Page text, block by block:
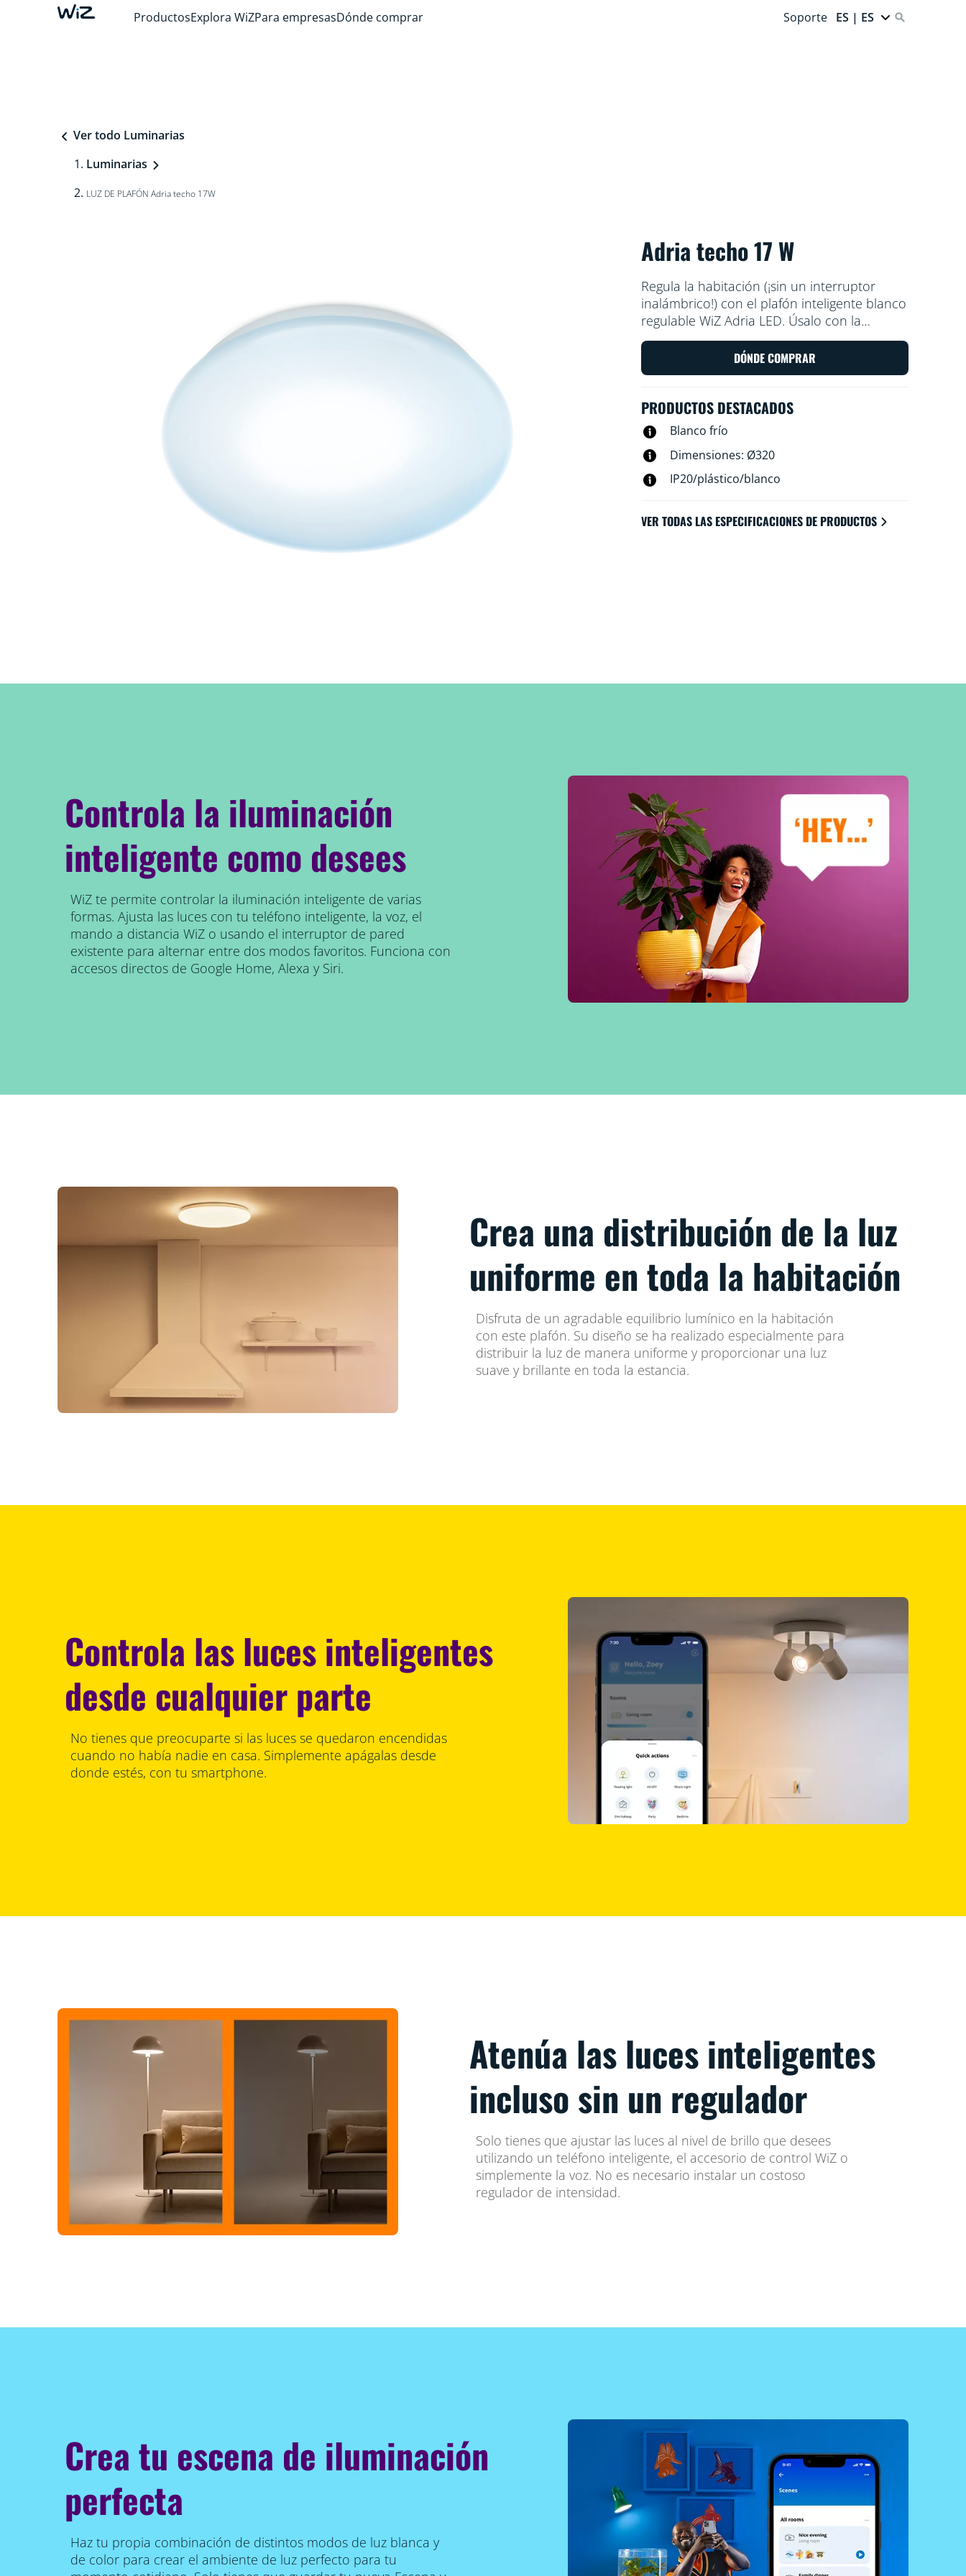
ProductosExplora WiZPara empresasDónde comprar Soporte ES | ES
Ver todo Luminarias
Luminarias
LUZ DE PLAFÓN Adria techo 17W
Adria techo 17 W
Regula la habitación (¡sin un interruptor
inalámbrico!) con el plafón inteligente blanco
regulable WiZ Adria LED. Úsalo con la
aplicación WiZ o con la voz para encender y
apagar o reducir y aumentar el brillo en la
habitación en configuraciones de wifi.
DÓNDE COMPRAR
PRODUCTOS DESTACADOS
Blanco frío
Dimensiones: Ø320
IP20/plástico/blanco
VER TODAS LAS ESPECIFICACIONES DE PRODUCTOS
Controla la iluminación
inteligente como desees
WiZ te permite controlar la iluminación inteligente de varias
formas. Ajusta las luces con tu teléfono inteligente, la voz, el
mando a distancia WiZ o usando el interruptor de pared
existente para alternar entre dos modos favoritos. Funciona con
accesos directos de Google Home, Alexa y Siri.
Crea una distribución de la luz
uniforme en toda la habitación
Disfruta de un agradable equilibrio lumínico en la habitación
con este plafón. Su diseño se ha realizado especialmente para
distribuir la luz de manera uniforme y proporcionar una luz
suave y brillante en toda la estancia.
Controla las luces inteligentes
desde cualquier parte
No tienes que preocuparte si las luces se quedaron encendidas
cuando no había nadie en casa. Simplemente apágalas desde
donde estés, con tu smartphone.
Atenúa las luces inteligentes
incluso sin un regulador
Solo tienes que ajustar las luces al nivel de brillo que desees
utilizando un teléfono inteligente, el accesorio de control WiZ o
simplemente la voz. No es necesario instalar un costoso
regulador de intensidad.
Crea tu escena de iluminación
perfecta
Haz tu propia combinación de distintos modos de luz blanca y
de color para crear el ambiente de luz perfecto para tu